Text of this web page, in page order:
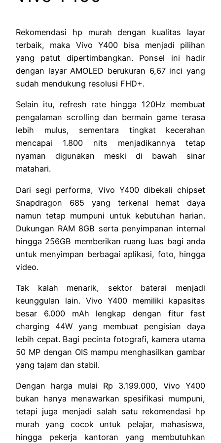
Rekomendasi hp murah dengan kualitas layar
terbaik, maka Vivo Y400 bisa menjadi pilihan
yang patut dipertimbangkan. Ponsel ini hadir
dengan layar AMOLED berukuran 6,67 inci yang
sudah mendukung resolusi FHD+.
Selain itu, refresh rate hingga 120Hz membuat
pengalaman scrolling dan bermain game terasa
lebih mulus, sementara tingkat kecerahan
mencapai 1.800 nits menjadikannya tetap
nyaman digunakan meski di bawah sinar
matahari.
Dari segi performa, Vivo Y400 dibekali chipset
Snapdragon 685 yang terkenal hemat daya
namun tetap mumpuni untuk kebutuhan harian.
Dukungan RAM 8GB serta penyimpanan internal
hingga 256GB memberikan ruang luas bagi anda
untuk menyimpan berbagai aplikasi, foto, hingga
video.
Tak kalah menarik, sektor baterai menjadi
keunggulan lain. Vivo Y400 memiliki kapasitas
besar 6.000 mAh lengkap dengan fitur fast
charging 44W yang membuat pengisian daya
lebih cepat. Bagi pecinta fotografi, kamera utama
50 MP dengan OIS mampu menghasilkan gambar
yang tajam dan stabil.
Dengan harga mulai Rp 3.199.000, Vivo Y400
bukan hanya menawarkan spesifikasi mumpuni,
tetapi juga menjadi salah satu rekomendasi hp
murah yang cocok untuk pelajar, mahasiswa,
hingga pekerja kantoran yang membutuhkan